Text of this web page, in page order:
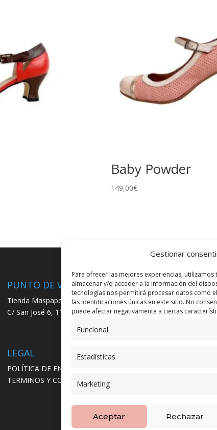
Gestionar
Para ofrecer las mejores experiencias,
almacenar y/o acceder a la información del
tecnologías nos permitirá procesar datos como
las identificaciones únicas en este sitio. No
puede afectar negativamente a ciertas
Funcional
Estadísticas
Marketing
Aceptar Rechazar
Baby Powder
149,00€
PUNTO DE VENTA
Tienda Maspapeles (Lobe Spain)
C/ San José 6, 11004 Cádiz
LEGAL
POLÍTICA DE ENVÍO
TERMINOS Y CONDICIONES
ENVÍO